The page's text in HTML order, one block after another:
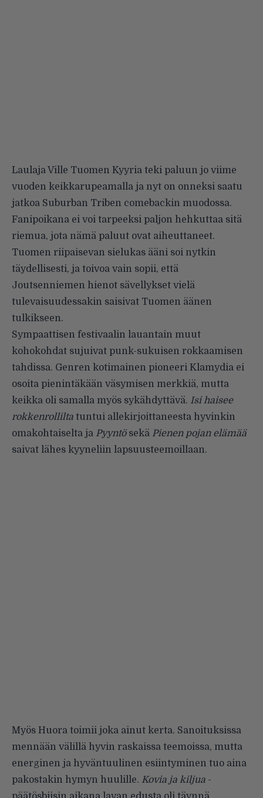
Laulaja Ville Tuomen Kyyria teki paluun jo viime
vuoden keikkarupeamalla ja nyt on onneksi saatu
jatkoa Suburban Triben comebackin muodossa.
Fanipoikana ei voi tarpeeksi paljon hehkuttaa sitä
riemua, jota nämä paluut ovat aiheuttaneet.
Tuomen riipaisevan sielukas ääni soi nytkin
täydellisesti, ja toivoa vain sopii, että
Joutsenniemen hienot sävellykset vielä
tulevaisuudessakin saisivat Tuomen äänen
tulkikseen.
Sympaattisen festivaalin lauantain muut
kohokohdat sujuivat punk-sukuisen rokkaamisen
tahdissa. Genren kotimainen pioneeri Klamydia ei
osoita pienintäkään väsymisen merkkiä, mutta
keikka oli samalla myös sykähdyttävä. Isi haisee
rokkenrollilta tuntui allekirjoittaneesta hyvinkin
omakohtaiselta ja Pyyntösekä Pienen pojan elämää
saivat lähes kyyneliin lapsuusteemoillaan.
Myös Huora toimii joka ainut kerta. Sanoituksissa
mennään välillä hyvin raskaissa teemoissa, mutta
energinen ja hyväntuulinen esiintyminen tuo aina
pakostakin hymyn huulille. Kovia ja kiljua -